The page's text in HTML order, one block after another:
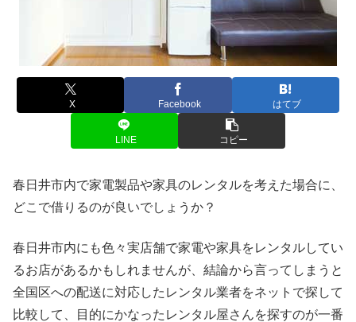
X Facebook はてブ
LINE コピー
春日井市内で家電製品や家具のレンタルを考えた場合に、
どこで借りるのが良いでしょうか？
春日井市内にも色々実店舗で家電や家具をレンタルしてい
るお店があるかもしれませんが、結論から言ってしまうと
全国区への配送に対応したレンタル業者をネットで探して
比較して、目的にかなったレンタル屋さんを探すのが一番